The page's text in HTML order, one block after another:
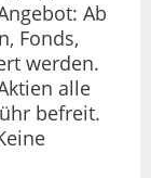
Ab
Fonds,
werden.
alle
befreit.